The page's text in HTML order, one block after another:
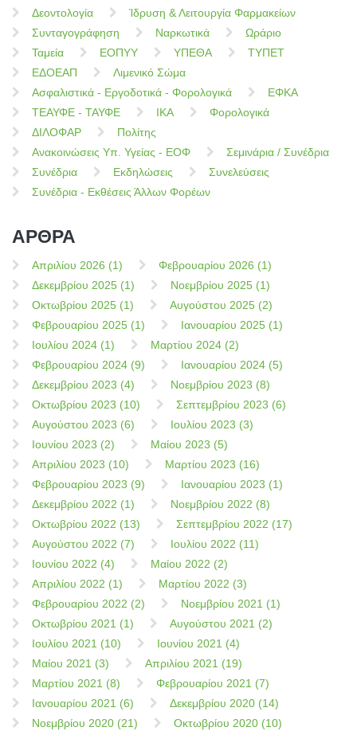
Δεοντολογία
Ίδρυση & Λειτουργία Φαρμακείων
Συνταγογράφηση
Ναρκωτικά
Ωράριο
Ταμεία
ΕΟΠΥΥ ΥΠΕΘΑ
ΤΥΠΕΤ
ΕΔΟΕΑΠ
Λιμενικό Σώμα
Ασφαλιστικά - Εργοδοτικά - Φορολογικά
ΕΦΚΑ
ΤΕΑΥΦΕ - ΤΑΥΦΕ
ΙΚΑ
Φορολογικά
ΔΙΛΟΦΑΡ
Πολίτης
Ανακοινώσεις Υπ. Υγείας - ΕΟΦ
Σεμινάρια / Συνέδρια
Συνέδρια
Εκδηλώσεις
Συνελεύσεις
Συνέδρια - Εκθέσεις Άλλων Φορέων
ΑΡΘΡΑ
Απριλίου 2026 (1)
Φεβρουαρίου 2026 (1)
Δεκεμβρίου 2025 (1)
Νοεμβρίου 2025 (1)
Οκτωβρίου 2025 (1)
Αυγούστου 2025 (2)
Φεβρουαρίου 2025 (1)
Ιανουαρίου 2025 (1)
Ιουλίου 2024 (1)
Μαρτίου 2024 (2)
Φεβρουαρίου 2024 (9)
Ιανουαρίου 2024 (5)
Δεκεμβρίου 2023 (4)
Νοεμβρίου 2023 (8)
Οκτωβρίου 2023 (10)
Σεπτεμβρίου 2023 (6)
Αυγούστου 2023 (6)
Ιουλίου 2023 (3)
Ιουνίου 2023 (2)
Μαίου 2023 (5)
Απριλίου 2023 (10)
Μαρτίου 2023 (16)
Φεβρουαρίου 2023 (9)
Ιανουαρίου 2023 (1)
Δεκεμβρίου 2022 (1)
Νοεμβρίου 2022 (8)
Οκτωβρίου 2022 (13)
Σεπτεμβρίου 2022 (17)
Αυγούστου 2022 (7)
Ιουλίου 2022 (11)
Ιουνίου 2022 (4)
Μαίου 2022 (2)
Απριλίου 2022 (1)
Μαρτίου 2022 (3)
Φεβρουαρίου 2022 (2)
Νοεμβρίου 2021 (1)
Οκτωβρίου 2021 (1)
Αυγούστου 2021 (2)
Ιουλίου 2021 (10)
Ιουνίου 2021 (4)
Μαίου 2021 (3)
Απριλίου 2021 (19)
Μαρτίου 2021 (8)
Φεβρουαρίου 2021 (7)
Ιανουαρίου 2021 (6)
Δεκεμβρίου 2020 (14)
Νοεμβρίου 2020 (21)
Οκτωβρίου 2020 (10)